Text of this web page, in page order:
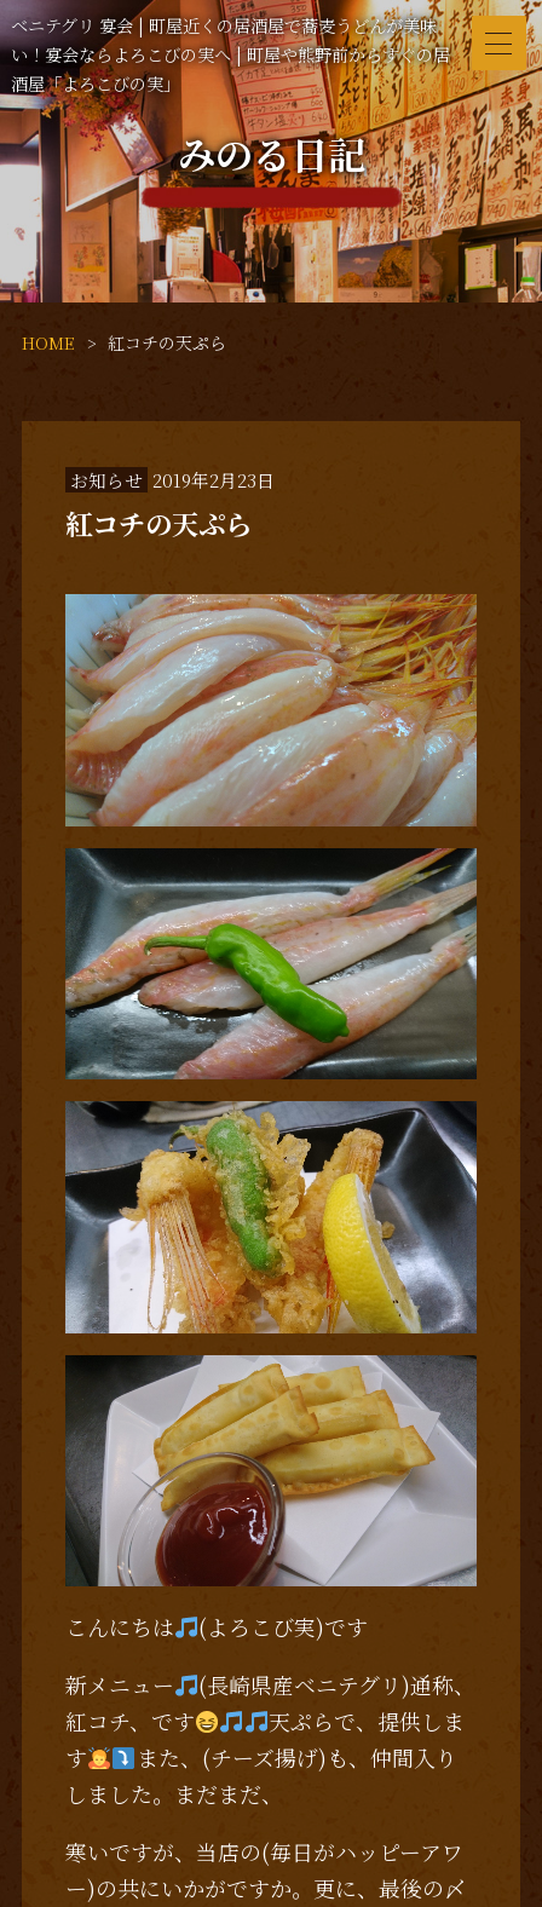
ベニテグリ 宴会 | 町屋近くの居酒屋で蕎麦うどんが美味
い！宴会ならよろこびの実へ | 町屋や熊野前からすぐの居
酒屋「よろこびの実」
みのる日記
HOME 紅コチの天ぷら
お知らせ 2019年2月23日
紅コチの天ぷら
こんにちは
(よろこび実)です
新メニュー
(長崎県産ベニテグリ)通称、
紅コチ、です
天ぷらで、提供しま
す
また、(チーズ揚げ)も、仲間入り
しました。まだまだ、
寒いですが、当店の(毎日がハッピーアワ
ー)の共にいかがですか。更に、最後の〆